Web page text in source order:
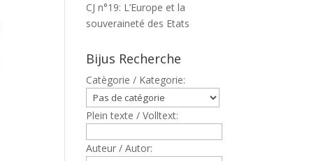
CJ n°19: L’Europe et la
souveraineté des Etats
Bijus Recherche
Catègorie / Kategorie:
Plein texte / Volltext:
Auteur / Autor: